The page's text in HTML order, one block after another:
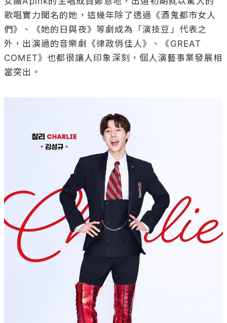
歌唱實力聞名的她，這幾年除了透過《酒鬼都市女人
們》、《她的日與夜》等劇成為「演技豆」代表之
外，出演過的音樂劇《律政俏佳人》、《GREAT
COMET》也都很讓人印象深刻，個人演藝事業發展相
當突出。